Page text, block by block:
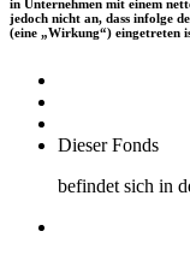
in Unternehmen mit einem
jedoch nicht an, dass infolge
(eine „Wirkung“) eingetreten
Dieser Fonds
befindet sich in